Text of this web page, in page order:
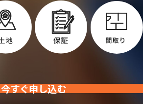
今すぐ申し込む